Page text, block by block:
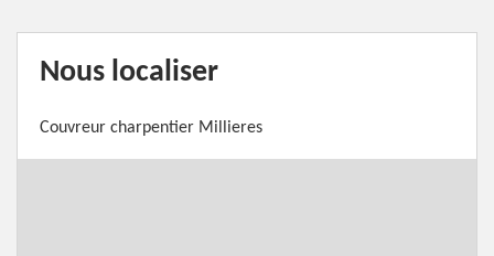
Nous localiser
Couvreur charpentier Millieres